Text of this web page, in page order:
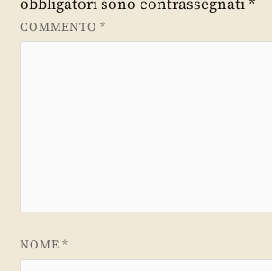
COMMENTO*
NOME*